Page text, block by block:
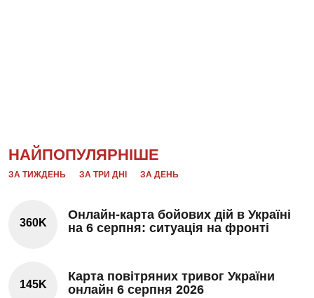
НАЙПОПУЛЯРНІШЕ
ЗА ТИЖДЕНЬ ЗА ТРИ ДНІ ЗА ДЕНЬ
360K
Онлайн-карта бойових дій в Україні
на 6 серпня: ситуація на фронті
145K
Карта повітряних тривог України
онлайн 6 серпня 2026